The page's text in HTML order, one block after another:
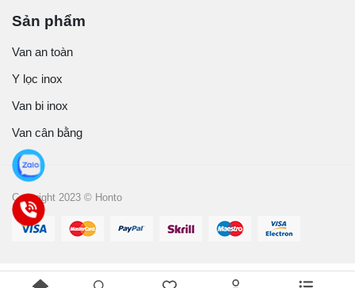
Sản phẩm
Van an toàn
Y lọc inox
Van bi inox
Van cân bằng
Copyright 2023 © Honto